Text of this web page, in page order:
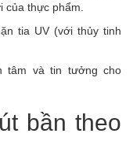
của thực phẩm.
tia UV (với thủy tinh
tâm và tin tưởng cho
bần theo